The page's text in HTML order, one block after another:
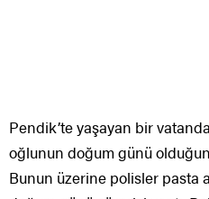
Pendik’te yaşayan bir
oğlunun doğum günü
Bunun üzerine polisler pasta